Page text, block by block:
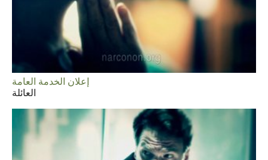
إعلان الخدمة العامة
العائلة